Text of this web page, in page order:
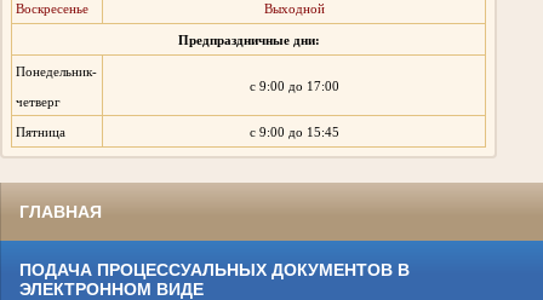
Воскресенье Выходной
Предпраздничные дни:
Понедельник-
четверг
с 9:00 до 17:00
Пятница с 9:00 до 15:45
ГЛАВНАЯ
ПОДАЧА ПРОЦЕССУАЛЬНЫХ ДОКУМЕНТОВ В
ЭЛЕКТРОННОМ ВИДЕ